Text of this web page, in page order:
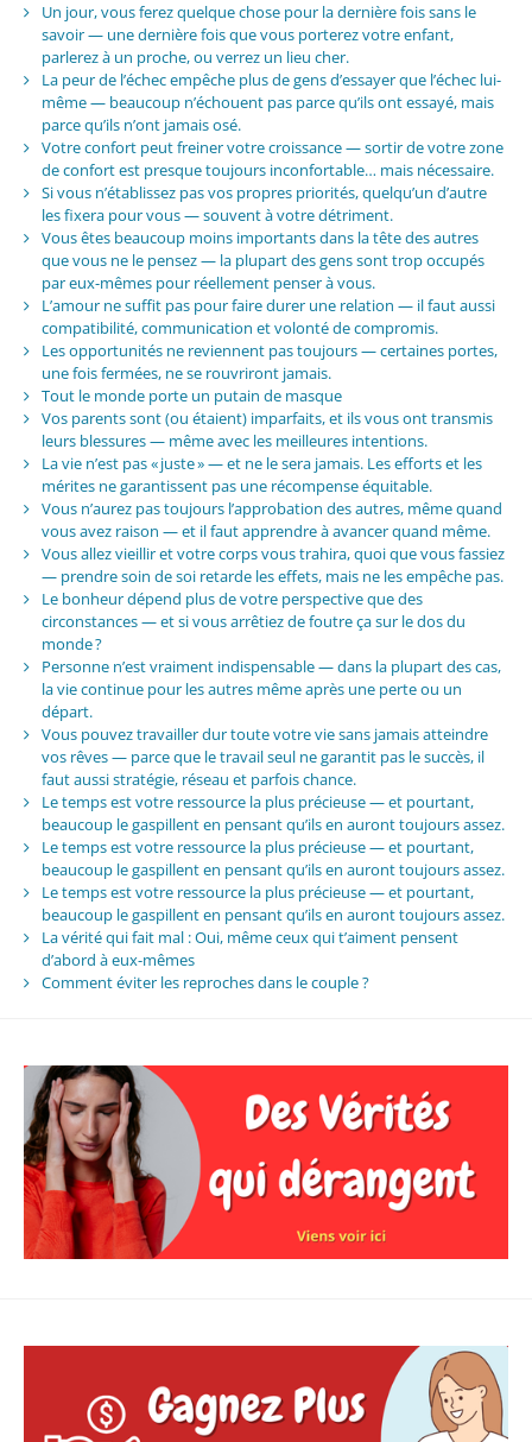
Un jour, vous ferez quelque chose pour la dernière fois sans le
savoir — une dernière fois que vous porterez votre enfant,
parlerez à un proche, ou verrez un lieu cher.
La peur de l’échec empêche plus de gens d’essayer que l’échec lui-
même — beaucoup n’échouent pas parce qu’ils ont essayé, mais
parce qu’ils n’ont jamais osé.
Votre confort peut freiner votre croissance — sortir de votre zone
de confort est presque toujours inconfortable… mais nécessaire.
Si vous n’établissez pas vos propres priorités, quelqu’un d’autre
les fixera pour vous — souvent à votre détriment.
Vous êtes beaucoup moins importants dans la tête des autres
que vous ne le pensez — la plupart des gens sont trop occupés
par eux-mêmes pour réellement penser à vous.
L’amour ne suffit pas pour faire durer une relation — il faut aussi
compatibilité, communication et volonté de compromis.
Les opportunités ne reviennent pas toujours — certaines portes,
une fois fermées, ne se rouvriront jamais.
Tout le monde porte un putain de masque
Vos parents sont (ou étaient) imparfaits, et ils vous ont transmis
leurs blessures — même avec les meilleures intentions.
La vie n’est pas « juste » — et ne le sera jamais. Les efforts et les
mérites ne garantissent pas une récompense équitable.
Vous n’aurez pas toujours l’approbation des autres, même quand
vous avez raison — et il faut apprendre à avancer quand même.
Vous allez vieillir et votre corps vous trahira, quoi que vous fassiez
— prendre soin de soi retarde les effets, mais ne les empêche pas.
Le bonheur dépend plus de votre perspective que des
circonstances — et si vous arrêtiez de foutre ça sur le dos du
monde ?
Personne n’est vraiment indispensable — dans la plupart des cas,
la vie continue pour les autres même après une perte ou un
départ.
Vous pouvez travailler dur toute votre vie sans jamais atteindre
vos rêves — parce que le travail seul ne garantit pas le succès, il
faut aussi stratégie, réseau et parfois chance.
Le temps est votre ressource la plus précieuse — et pourtant,
beaucoup le gaspillent en pensant qu’ils en auront toujours assez.
Le temps est votre ressource la plus précieuse — et pourtant,
beaucoup le gaspillent en pensant qu’ils en auront toujours assez.
Le temps est votre ressource la plus précieuse — et pourtant,
beaucoup le gaspillent en pensant qu’ils en auront toujours assez.
La vérité qui fait mal : Oui, même ceux qui t’aiment pensent
d’abord à eux-mêmes
Comment éviter les reproches dans le couple ?